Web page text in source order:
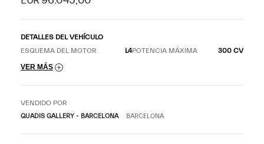
DETALLES DEL VEHÍCULO
ESQUEMA DEL MOTOR
L4POTENCIA MÁXIMA 300 CV
VER MÁS
VENDIDO POR
QUADIS GALLERY - BARCELONA BARCELONA